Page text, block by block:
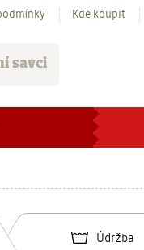
Kde koupit
savci
Údržba